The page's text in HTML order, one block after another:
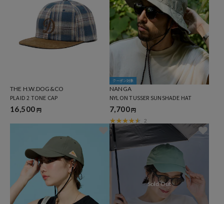
THE H.W.DOG&CO
PLAID 2 TONE CAP
16,500 円
クーポン対象
NANGA
NYLON TUSSER SUNSHADE HAT
7,700円
2